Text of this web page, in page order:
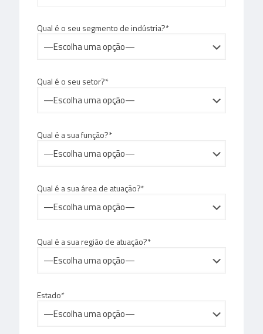
Qual é o seu segmento de indústria?*
Qual é o seu setor?*
Qual é a sua função?*
Qual é a sua área de atuação?*
Qual é a sua região de atuação?*
Estado*